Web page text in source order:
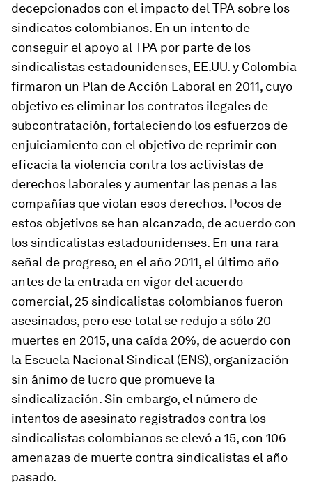
decepcionados con el impacto del TPA sobre los
sindicatos colombianos. En un intento de
conseguir el apoyo al TPA por parte de los
sindicalistas estadounidenses, EE.UU. y Colombia
firmaron un Plan de Acción Laboral en 2011, cuyo
objetivo es eliminar los contratos ilegales de
subcontratación, fortaleciendo los esfuerzos de
enjuiciamiento con el objetivo de reprimir con
eficacia la violencia contra los activistas de
derechos laborales y aumentar las penas a las
compañías que violan esos derechos. Pocos de
estos objetivos se han alcanzado, de acuerdo con
los sindicalistas estadounidenses. En una rara
señal de progreso, en el año 2011, el último año
antes de la entrada en vigor del acuerdo
comercial, 25 sindicalistas colombianos fueron
asesinados, pero ese total se redujo a sólo 20
muertes en 2015, una caída 20%, de acuerdo con
la Escuela Nacional Sindical (ENS), organización
sin ánimo de lucro que promueve la
sindicalización. Sin embargo, el número de
intentos de asesinato registrados contra los
sindicalistas colombianos se elevó a 15, con 106
amenazas de muerte contra sindicalistas el año
pasado.